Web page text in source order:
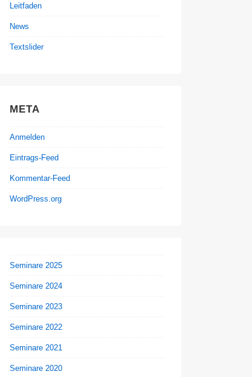
Leitfaden
News
Textslider
META
Anmelden
Eintrags-Feed
Kommentar-Feed
WordPress.org
Seminare 2025
Seminare 2024
Seminare 2023
Seminare 2022
Seminare 2021
Seminare 2020